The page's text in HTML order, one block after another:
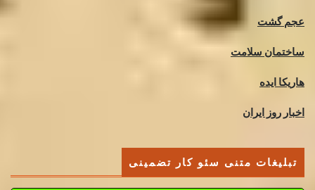
عجم گشت
ساختمان سلامت
هاریکا ایده
اخبار روز ایران
تبلیغات متنی سئو کار تضمینی